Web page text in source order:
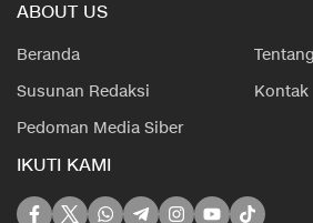
ABOUT US
Beranda
Susunan Redaksi
Kontak
Pedoman Media Siber
IKUTI KAMI